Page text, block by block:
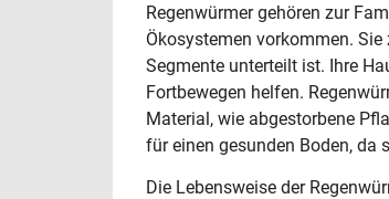
Regenwürmer gehören zur
Ökosystemen vorkommen.
Segmente unterteilt ist. Ihre
Fortbewegen helfen.
Material, wie abgestorbene
für einen gesunden Boden, da
Die Lebensweise der